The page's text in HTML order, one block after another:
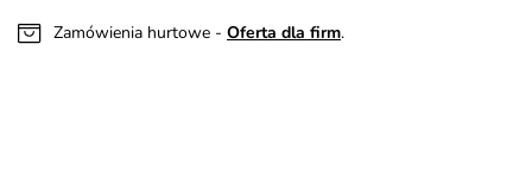
Zamówienia hurtowe - Oferta dla firm.